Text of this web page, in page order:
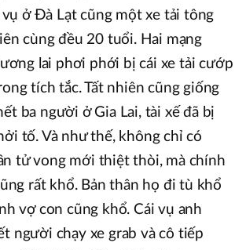
vụ ở Đà Lạt cũng một xe tải tông
cùng đều 20 tuổi. Hai mạng
lai phơi phới bị cái xe tải cướp
tích tắc. Tất nhiên cũng giống
ba người ở Gia Lai, tài xế đã bị
tố. Và như thế, không chỉ có
tử vong mới thiệt thòi, mà chính
rất khổ. Bản thân họ đi tù khổ
vợ con cũng khổ. Cái vụ anh
người chạy xe grab và cô tiếp